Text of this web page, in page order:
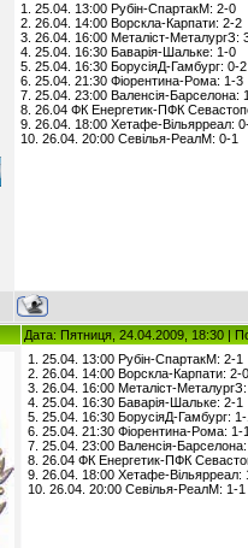
1. 25.04. 13:00 Рубін-СпартакМ: 2-0
2. 26.04. 14:00 Ворскла-Карпати: 2-2
3. 26.04. 16:00 Металіст-МеталургЗ:
4. 25.04. 16:30 Баварія-Шальке: 1-0
5. 25.04. 16:30 БорусіяД-Гамбург: 0-2
6. 25.04. 21:30 Фіорентина-Рома: 1-3
7. 25.04. 23:00 Валенсія-Барселона:
8. 26.04 ФК Енергетик-ПФК
9. 26.04. 18:00 Хетафе-Вільярреал:
10. 26.04. 20:00 Севілья-РеалМ: 0-1
Дата: Пятниця, 24.04.2009, 18:30 |
1. 25.04. 13:00 Рубін-СпартакМ: 2-1
2. 26.04. 14:00 Ворскла-Карпати: 2-0
3. 26.04. 16:00 Металіст-
4. 25.04. 16:30 Баварія-Шальке: 2-1
5. 25.04. 16:30 БорусіяД-Гамбург:
6. 25.04. 21:30 Фіорентина-Рома: 1-
7. 25.04. 23:00 Валенсія-
8. 26.04 ФК Енергетик-ПФК
9. 26.04. 18:00 Хетафе-Вільярреал:
10. 26.04. 20:00 Севілья-РеалМ: 1-1